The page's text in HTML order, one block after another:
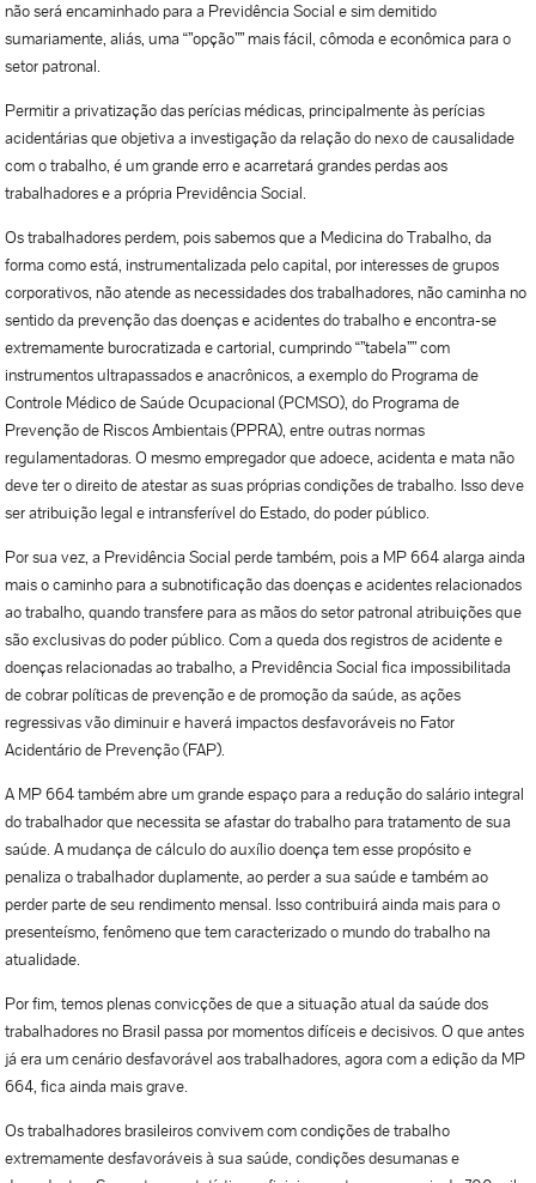
não será encaminhado para a Previdência Social e sim demitido
sumariamente, aliás, uma “”opção”” mais fácil, cômoda e econômica para o
setor patronal.
Permitir a privatização das perícias médicas, principalmente às perícias
acidentárias que objetiva a investigação da relação do nexo de causalidade
com o trabalho, é um grande erro e acarretará grandes perdas aos
trabalhadores e a própria Previdência Social.
Os trabalhadores perdem, pois sabemos que a Medicina do Trabalho, da
forma como está, instrumentalizada pelo capital, por interesses de grupos
corporativos, não atende as necessidades dos trabalhadores, não caminha no
sentido da prevenção das doenças e acidentes do trabalho e encontra-se
extremamente burocratizada e cartorial, cumprindo “”tabela”” com
instrumentos ultrapassados e anacrônicos, a exemplo do Programa de
Controle Médico de Saúde Ocupacional (PCMSO), do Programa de
Prevenção de Riscos Ambientais (PPRA), entre outras normas
regulamentadoras. O mesmo empregador que adoece, acidenta e mata não
deve ter o direito de atestar as suas próprias condições de trabalho. Isso deve
ser atribuição legal e intransferível do Estado, do poder público.
Por sua vez, a Previdência Social perde também, pois a MP 664 alarga ainda
mais o caminho para a subnotificação das doenças e acidentes relacionados
ao trabalho, quando transfere para as mãos do setor patronal atribuições que
são exclusivas do poder público. Com a queda dos registros de acidente e
doenças relacionadas ao trabalho, a Previdência Social fica impossibilitada
de cobrar políticas de prevenção e de promoção da saúde, as ações
regressivas vão diminuir e haverá impactos desfavoráveis no Fator
Acidentário de Prevenção (FAP).
A MP 664 também abre um grande espaço para a redução do salário integral
do trabalhador que necessita se afastar do trabalho para tratamento de sua
saúde. A mudança de cálculo do auxílio doença tem esse propósito e
penaliza o trabalhador duplamente, ao perder a sua saúde e também ao
perder parte de seu rendimento mensal. Isso contribuirá ainda mais para o
presenteísmo, fenômeno que tem caracterizado o mundo do trabalho na
atualidade.
Por fim, temos plenas convicções de que a situação atual da saúde dos
trabalhadores no Brasil passa por momentos difíceis e decisivos. O que antes
já era um cenário desfavorável aos trabalhadores, agora com a edição da MP
664, fica ainda mais grave.
Os trabalhadores brasileiros convivem com condições de trabalho
extremamente desfavoráveis à sua saúde, condições desumanas e